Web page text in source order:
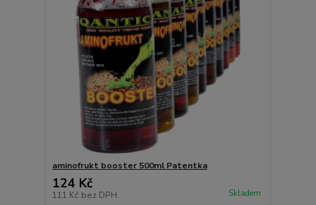
aminofrukt booster 500ml Patentka
124 Kč
111 Kč bez DPH Skladem